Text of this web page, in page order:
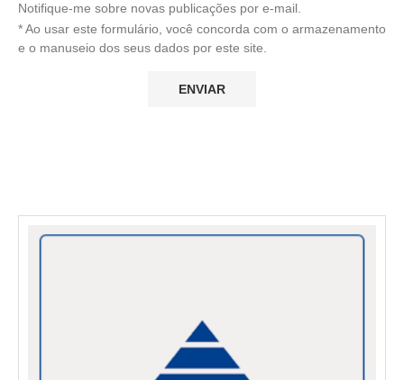
Notifique-me sobre novas publicações por e-mail.
* Ao usar este formulário, você concorda com o armazenamento
e o manuseio dos seus dados por este site.